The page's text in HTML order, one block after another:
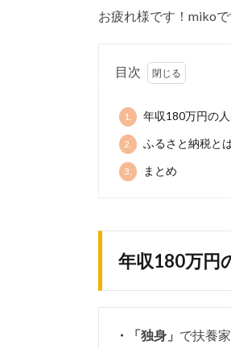
お疲れ様です！miko
目次
1. 年収180万円の
2. ふるさと納税と
3. まとめ
年収180万円
・「独身」 で扶養